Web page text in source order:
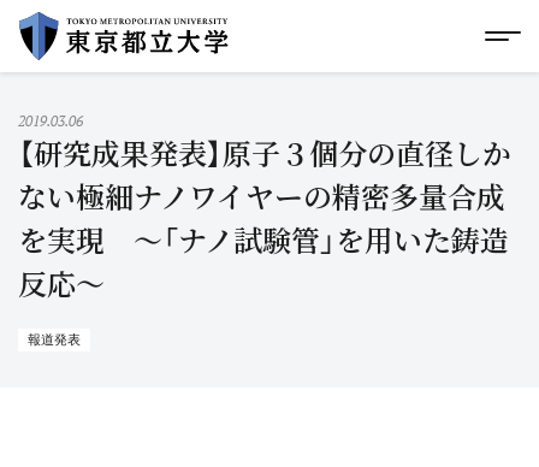
イ
グローバルメニューにスキップ メ
2019.03.06
【研究成果発表】原子３個分の直径しか
ない極細ナノワイヤーの精密多量合成
を実現 〜「ナノ試験管」を用いた鋳造
反応〜
報道発表